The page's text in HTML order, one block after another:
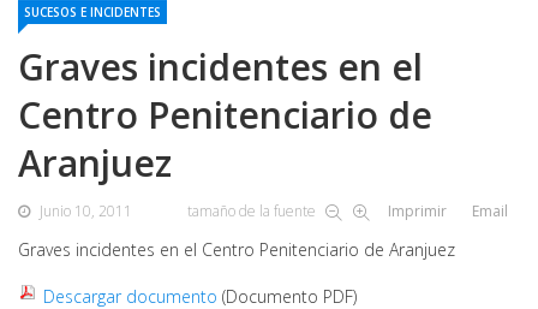
SUCESOS E INCIDENTES
Graves incidentes en el
Centro Penitenciario de
Aranjuez
Junio 10, 2011 tamaño de la fuente Imprimir Email
Graves incidentes en el Centro Penitenciario de Aranjuez
Descargar documento (Documento PDF)